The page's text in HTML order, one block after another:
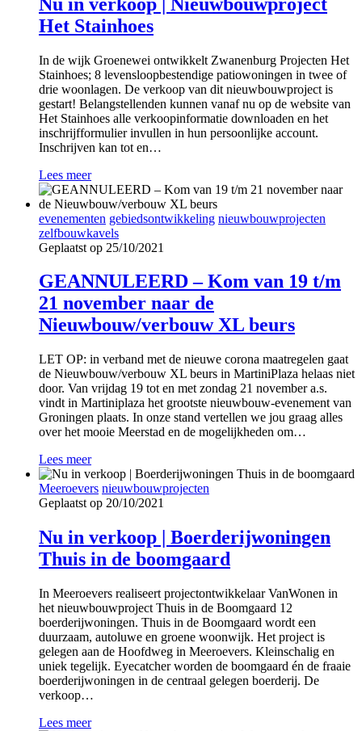
Het Stainhoes
In de wijk Groenewei ontwikkelt Zwanenburg Projecten Het
Stainhoes; 8 levensloopbestendige patiowoningen in twee of
drie woonlagen. De verkoop van dit nieuwbouwproject is
gestart! Belangstellenden kunnen vanaf nu op de website van
Het Stainhoes alle verkoopinformatie downloaden en het
inschrijfformulier invullen in hun persoonlijke account.
Inschrijven kan tot en…
Lees meer
evenementen gebiedsontwikkeling nieuwbouwprojecten
zelfbouwkavels
Geplaatst op 25/10/2021
GEANNULEERD – Kom van 19 t/m
21 november naar de
Nieuwbouw/verbouw XL beurs
LET OP: in verband met de nieuwe corona maatregelen gaat
de Nieuwbouw/verbouw XL beurs in MartiniPlaza helaas niet
door. Van vrijdag 19 tot en met zondag 21 november a.s.
vindt in Martiniplaza het grootste nieuwbouw-evenement van
Groningen plaats. In onze stand vertellen we jou graag alles
over het mooie Meerstad en de mogelijkheden om…
Lees meer
Meeroevers nieuwbouwprojecten
Geplaatst op 20/10/2021
Nu in verkoop | Boerderijwoningen
Thuis in de boomgaard
In Meeroevers realiseert projectontwikkelaar VanWonen in
het nieuwbouwproject Thuis in de Boomgaard 12
boerderijwoningen. Thuis in de Boomgaard wordt een
duurzaam, autoluwe en groene woonwijk. Het project is
gelegen aan de Hoofdweg in Meeroevers. Kleinschalig en
uniek tegelijk. Eyecatcher worden de boomgaard én de fraaie
boerderijwoningen in de centraal gelegen boerderij. De
verkoop…
Lees meer